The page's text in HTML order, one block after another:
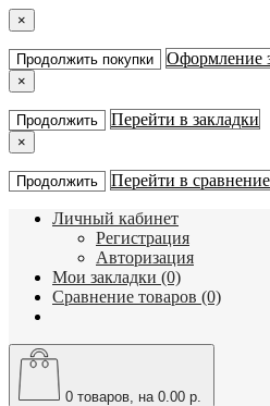
×
Продолжить покупки Оформление
×
Продолжить Перейти в закладки
×
Продолжить Перейти в
Личный кабинет
Регистрация
Авторизация
Мои закладки (0)
Сравнение товаров (0)
0 товаров, на 0.00 р.